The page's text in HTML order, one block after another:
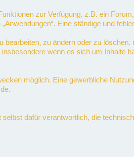
zur Verfügung, z.B. ein
Eine ständige und
zu ändern oder zu
wenn es sich um Inhalte
möglich. Eine gewerbliche
dafür verantwortlich, die